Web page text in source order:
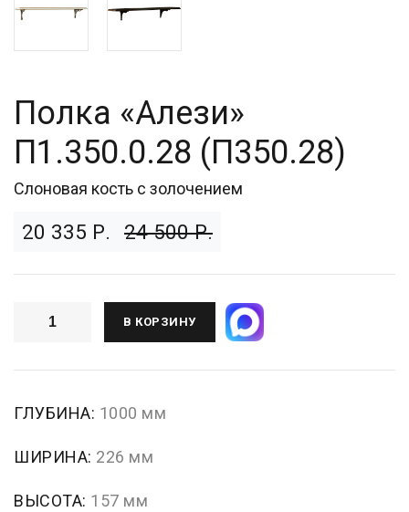
Полка «Алези»
П1.350.0.28 (П350.28)
Слоновая кость с золочением
20 335 Р. 24 500 Р.
В КОРЗИНУ
ГЛУБИНА: 1000 мм
ШИРИНА: 226 мм
ВЫСОТА: 157 мм